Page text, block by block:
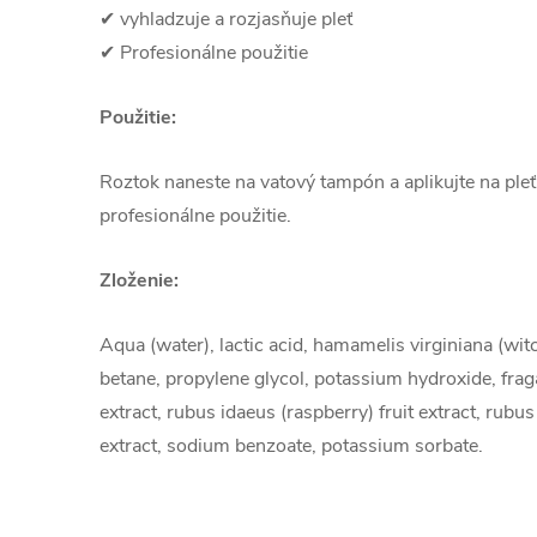
✔ vyhladzuje a rozjasňuje pleť
✔ Profesionálne použitie
Použitie:
Roztok naneste na vatový tampón a aplikujte na
profesionálne použitie.
Zloženie:
Aqua (water), lactic acid, hamamelis virginiana
betane, propylene glycol, potassium hydroxide,
extract, rubus idaeus (raspberry) fruit extract,
extract, sodium benzoate, potassium sorbate.